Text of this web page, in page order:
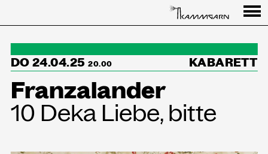
Programm
↳Summer Sessions
Besuch
Ausstellungen
DO 24.04.25 20.00 KABARETT
Franzalander
10 Deka Liebe, bitte